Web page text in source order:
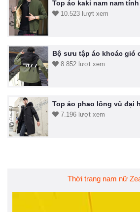
Top áo kaki nam nam
10.523 lượt xem
Bộ sưu tập áo khoác gió
8.852 lượt xem
Top áo phao lông vũ đại
7.196 lượt xem
Thời trang nam nữ